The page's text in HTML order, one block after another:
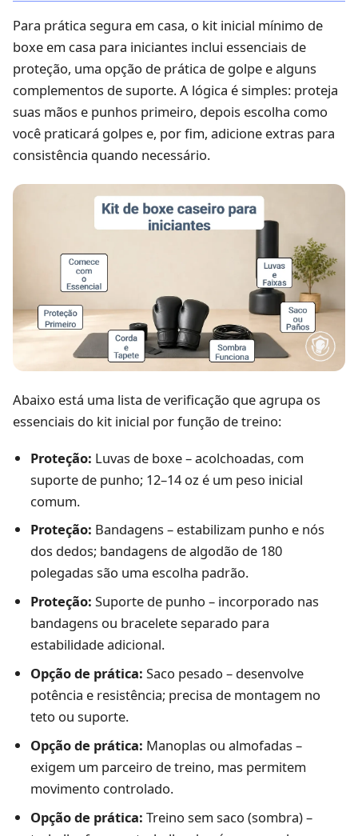
Para prática segura em casa, o kit inicial mínimo de
boxe em casa para iniciantes inclui essenciais de
proteção, uma opção de prática de golpe e alguns
complementos de suporte. A lógica é simples: proteja
suas mãos e punhos primeiro, depois escolha como
você praticará golpes e, por fim, adicione extras para
consistência quando necessário.
Abaixo está uma lista de verificação que agrupa os
essenciais do kit inicial por função de treino:
Proteção: Luvas de boxe – acolchoadas, com
suporte de punho; 12–14 oz é um peso inicial
comum.
Proteção: Bandagens – estabilizam punho e nós
dos dedos; bandagens de algodão de 180
polegadas são uma escolha padrão.
Proteção: Suporte de punho – incorporado nas
bandagens ou bracelete separado para
estabilidade adicional.
Opção de prática: Saco pesado – desenvolve
potência e resistência; precisa de montagem no
teto ou suporte.
Opção de prática: Manoplas ou almofadas –
exigem um parceiro de treino, mas permitem
movimento controlado.
Opção de prática: Treino sem saco (sombra) –